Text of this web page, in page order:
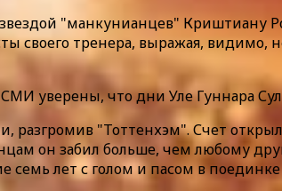
"манкунианцев" Криштиану
своего тренера, выражая, видимо,
уверены, что дни Уле Гуннара
разгромив "Тоттенхэм". Счет
он забил больше, чем любому
семь лет с голом и пасом в